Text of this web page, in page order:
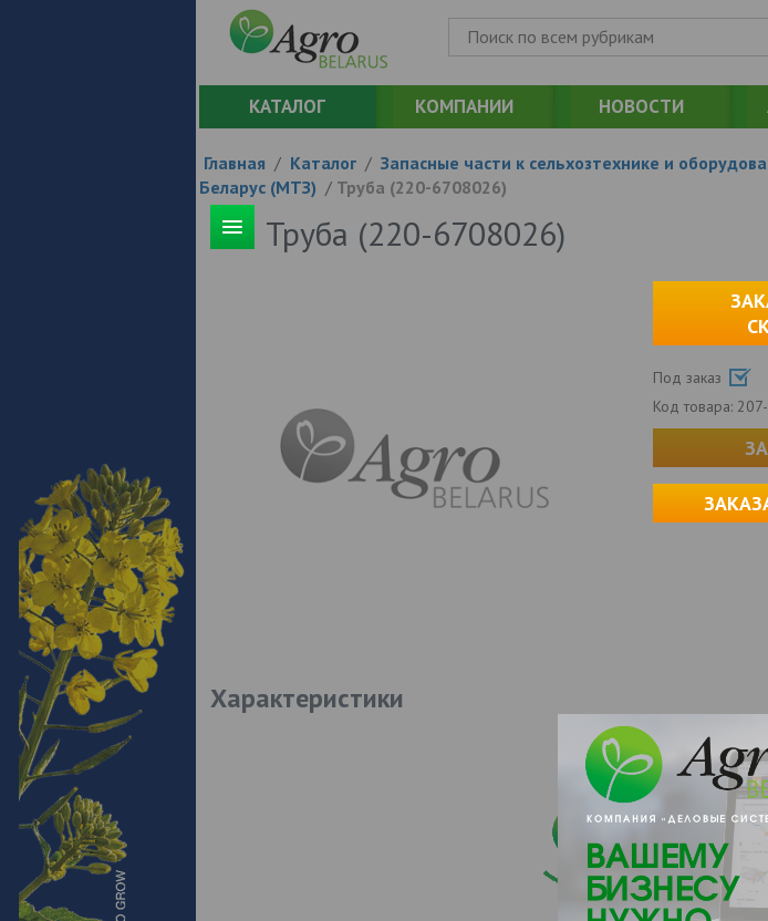
КАТАЛОГ КОМПАНИИ НОВОСТИ
Главная / Каталог / Запасные части к сельхозтехнике и
Беларус (МТЗ) / Труба (220-6708026)
Труба (220-6708026)
Под заказ
Код товара:
Характеристики